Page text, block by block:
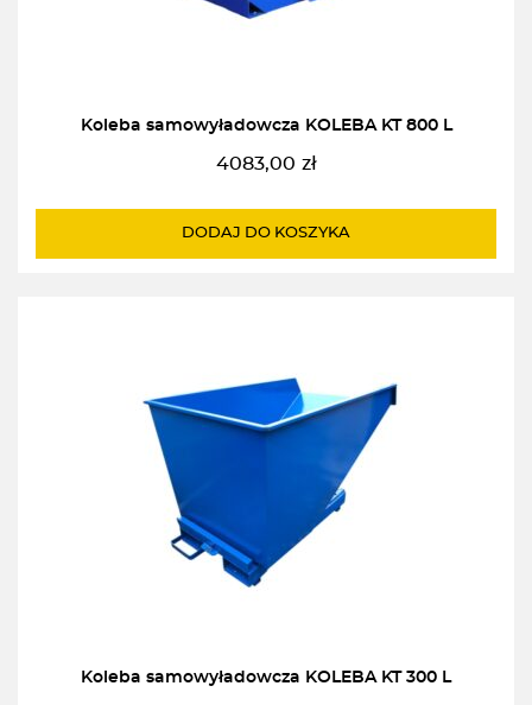
Koleba samowyładowcza KOLEBA KT 800 L
4083,00 zł
DODAJ DO KOSZYKA
Koleba samowyładowcza KOLEBA KT 300 L